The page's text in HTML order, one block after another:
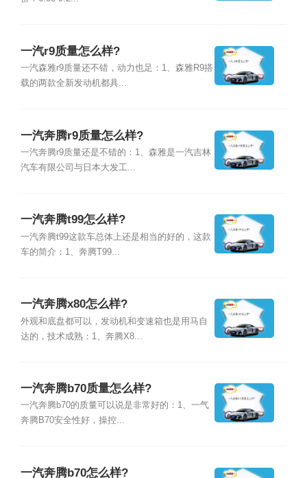
一汽r9质量怎么样?
一汽森雅r9质量还不错，动力也足：1、森雅R9搭
载的两款全新发动机都具...
一汽奔腾r9质量怎么样?
一汽奔腾r9质量还是不错的：1、森雅是一汽吉林
汽车有限公司与日本大发工...
一汽奔腾t99怎么样?
一汽奔腾t99这款车总体上还是相当的好的，这款
车的简介：1、奔腾T99...
一汽奔腾x80怎么样?
外观和底盘都可以，发动机和变速箱也是用马自
达的，技术成熟：1、奔腾X8...
一汽奔腾b70质量怎么样?
一汽奔腾b70的质量可以说是非常好的：1、一气
奔腾B70安全性好，操控...
一汽奔腾b70怎么样?